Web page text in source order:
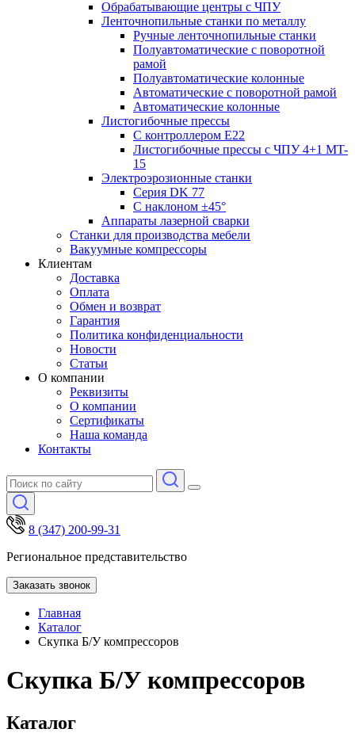
Обрабатывающие центры с ЧПУ
Ленточнопильные станки по металлу
Ручные ленточнопильные станки
Полуавтоматические с поворотной
рамой
Полуавтоматические колонные
Автоматические с поворотной рамой
Автоматические колонные
Листогибочные прессы
С контроллером E22
Листогибочные прессы с ЧПУ 4+1 MT-
15
Электроэрозионные станки
Серия DK 77
С наклоном ±45°
Аппараты лазерной сварки
Станки для производства мебели
Вакуумные компрессоры
Клиентам
Доставка
Оплата
Обмен и возврат
Гарантия
Политика конфиденциальности
Новости
Статьи
О компании
Реквизиты
О компании
Сертификаты
Наша команда
Контакты
8 (347) 200-99-31
Региональное представительство
Заказать звонок
Главная
Каталог
Скупка Б/У компрессоров
Скупка Б/У компрессоров
Каталог